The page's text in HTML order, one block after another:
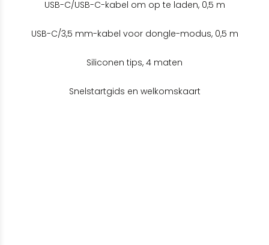
USB-C/USB-C-kabel om op te laden, 0,5 m
USB-C/3,5 mm-kabel voor dongle-modus, 0,5 m
Siliconen tips, 4 maten
Snelstartgids en welkomskaart